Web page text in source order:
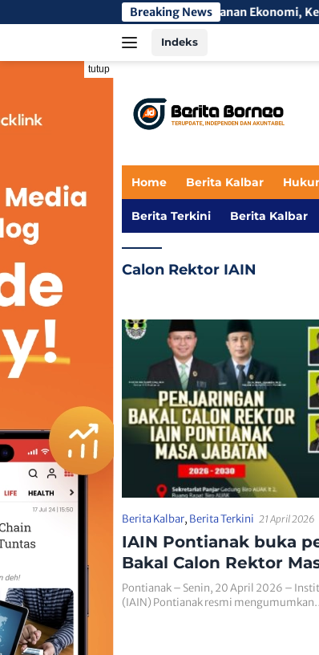
ke
Breaking News
Di Tengah Tekanan Ekonomi, Ketua IKAMI
Indeks
tutup
Home Berita Kalbar
Berita Terkini Berita Kalbar
Calon Rektor IAIN
Berita Kalbar, Berita Terkini 21 April 2026
IAIN Pontianak buka
Bakal Calon Rektor
2026–2030
Pontianak – Senin, 20 April 2026 –
(IAIN) Pontianak resmi